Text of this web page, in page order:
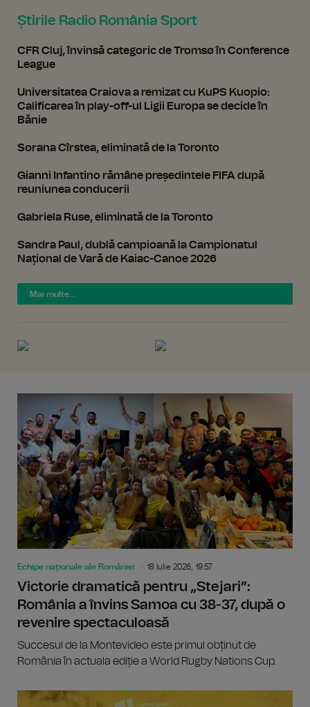
Știrile Radio România Sport
CFR Cluj, învinsă categoric de Tromsø în Conference
League
Universitatea Craiova a remizat cu KuPS Kuopio:
Calificarea în play-off-ul Ligii Europa se decide în
Bănie
Sorana Cîrstea, eliminată de la Toronto
Gianni Infantino rămâne președintele FIFA după
reuniunea conducerii
Gabriela Ruse, eliminată de la Toronto
Sandra Paul, dublă campioană la Campionatul
Național de Vară de Kaiac-Canoe 2026
Mai multe...
Echipe naționale ale României 18 Iulie 2026, 19:57
Victorie dramatică pentru „Stejari”:
România a învins Samoa cu 38-37, după o
revenire spectaculoasă
Succesul de la Montevideo este primul obținut de
România în actuala ediție a World Rugby Nations Cup.